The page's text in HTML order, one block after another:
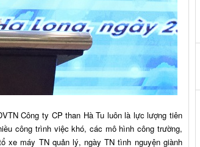
Công ty CP than Hà Tu luôn là lực lượng tiên
công trình việc khó, các mô hình công trường,
xe máy TN quản lý, ngày TN tình nguyện giành